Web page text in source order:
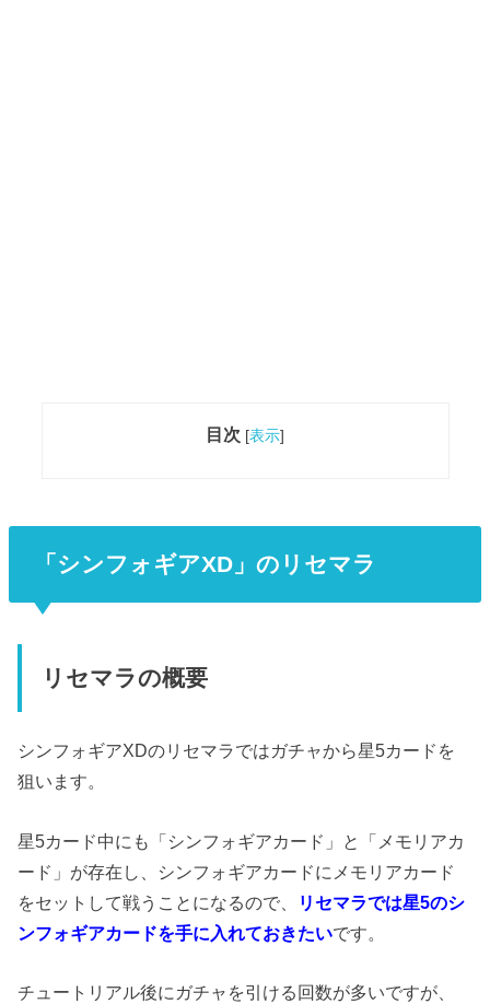
目次 [表示]
「シンフォギアXD」のリセマラ
リセマラの概要
シンフォギアXDのリセマラではガチャから星5カードを
狙います。
星5カード中にも「シンフォギアカード」と「メモリアカ
ード」が存在し、シンフォギアカードにメモリアカード
をセットして戦うことになるので、
リセマラでは星5のシ
ンフォギアカードを手に入れておきたいです。
チュートリアル後にガチャを引ける回数が多いですが、